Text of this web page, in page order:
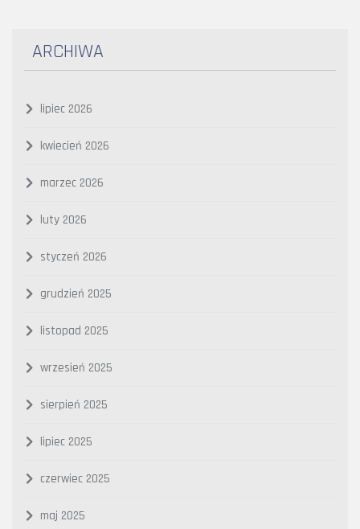
ARCHIWA
lipiec 2026
kwiecień 2026
marzec 2026
luty 2026
styczeń 2026
grudzień 2025
listopad 2025
wrzesień 2025
sierpień 2025
lipiec 2025
czerwiec 2025
maj 2025